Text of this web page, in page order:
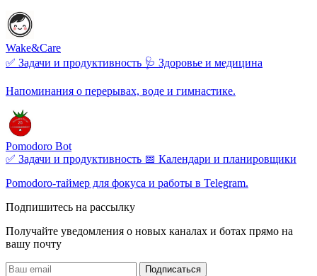
Wake&Care
✅ Задачи и продуктивность 🩺 Здоровье и медицина
Напоминания о перерывах, воде и гимнастике.
Pomodoro Bot
✅ Задачи и продуктивность 📅 Календари и планировщики
Pomodoro‑таймер для фокуса и работы в Telegram.
Подпишитесь на рассылку
Получайте уведомления о новых каналах и ботаx прямо на
вашу почту
Подписаться